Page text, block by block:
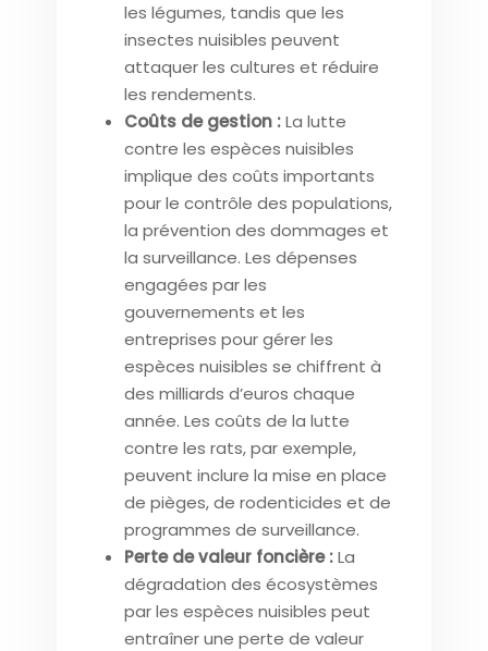
les légumes, tandis que les
insectes nuisibles peuvent
attaquer les cultures et réduire
les rendements.
Coûts de gestion :La lutte
contre les espèces nuisibles
implique des coûts importants
pour le contrôle des populations,
la prévention des dommages et
la surveillance. Les dépenses
engagées par les
gouvernements et les
entreprises pour gérer les
espèces nuisibles se chiffrent à
des milliards d’euros chaque
année. Les coûts de la lutte
contre les rats, par exemple,
peuvent inclure la mise en place
de pièges, de rodenticides et de
programmes de surveillance.
Perte de valeur foncière :La
dégradation des écosystèmes
par les espèces nuisibles peut
entraîner une perte de valeur